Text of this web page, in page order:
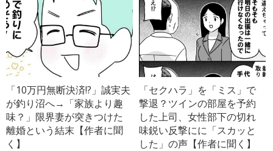
「10万円無断決済!?」誠実夫
が釣り沼へ→「家族より趣
味？」限界妻が突きつけた
離婚という結末【作者に聞
く】
「セクハラ」を「ミス」で
撃退？ツインの部屋を予約
した上司、女性部下の切れ
味鋭い反撃にに「スカッと
した」の声【作者に聞く】